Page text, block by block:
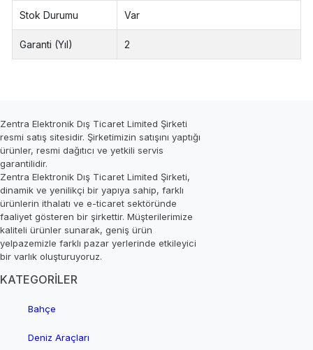
Stok Durumu Var
Garanti (Yıl) 2
Zentra Elektronik Dış Ticaret Limited Şirketi
resmi satış sitesidir. Şirketimizin satışını yaptığı
ürünler, resmi dağıtıcı ve yetkili servis
garantilidir.
Zentra Elektronik Dış Ticaret Limited Şirketi,
dinamik ve yenilikçi bir yapıya sahip, farklı
ürünlerin ithalatı ve e-ticaret sektöründe
faaliyet gösteren bir şirkettir. Müşterilerimize
kaliteli ürünler sunarak, geniş ürün
yelpazemizle farklı pazar yerlerinde etkileyici
bir varlık oluşturuyoruz.
KATEGORİLER
Bahçe
Deniz Araçları